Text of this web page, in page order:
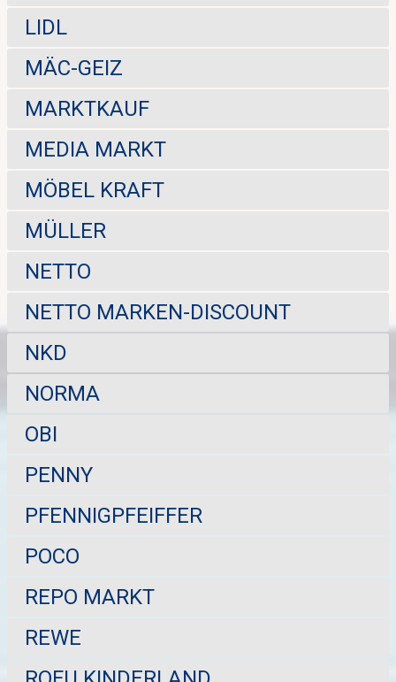
LIDL
MÄC-GEIZ
MARKTKAUF
MEDIA MARKT
MÖBEL KRAFT
MÜLLER
NETTO
NETTO MARKEN-DISCOUNT
NKD
NORMA
OBI
PENNY
PFENNIGPFEIFFER
POCO
REPO MARKT
REWE